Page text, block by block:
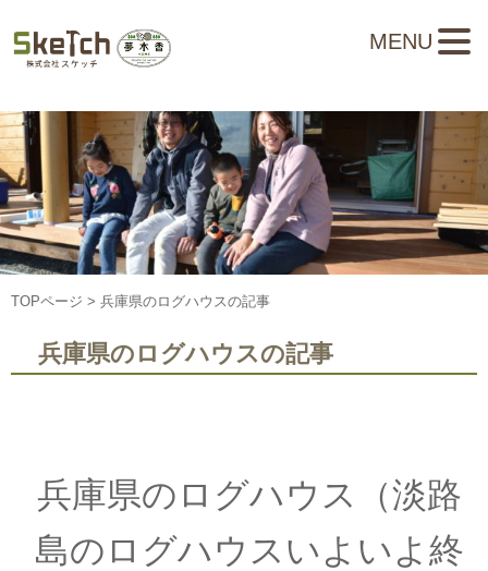
TOPページ > 兵庫県のログハウスの記事
兵庫県のログハウスの記事
兵庫県のログハウス（淡路
島のログハウスいよいよ終
MENU